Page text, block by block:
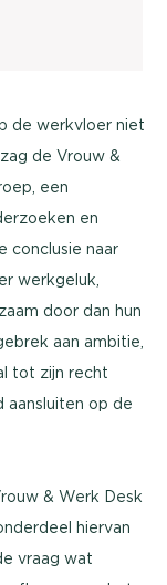
de werkvloer niet
de Vrouw &
een
en
conclusie naar
werkgeluk,
door dan hun
aan ambitie,
tot zijn recht
aansluiten op de
& Werk Desk
hiervan
vraag wat